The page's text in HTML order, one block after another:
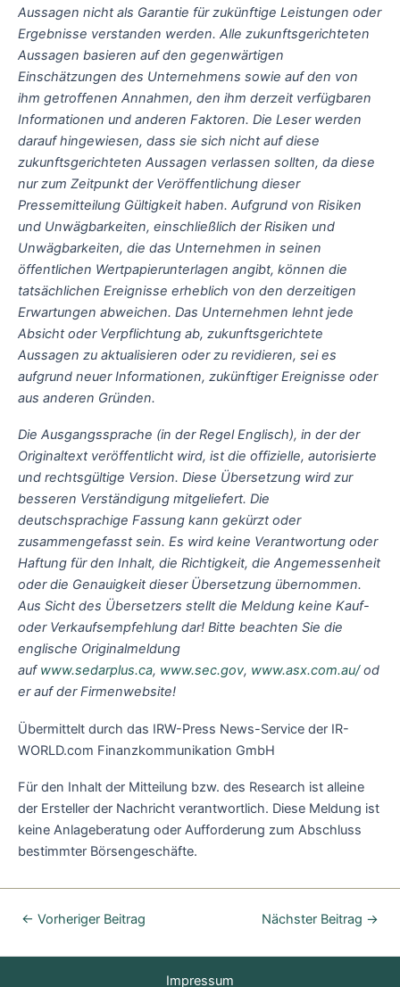
Aussagen nicht als Garantie für zukünftige Leistungen oder
Ergebnisse verstanden werden. Alle zukunftsgerichteten
Aussagen basieren auf den gegenwärtigen
Einschätzungen des Unternehmens sowie auf den von
ihm getroffenen Annahmen, den ihm derzeit verfügbaren
Informationen und anderen Faktoren. Die Leser werden
darauf hingewiesen, dass sie sich nicht auf diese
zukunftsgerichteten Aussagen verlassen sollten, da diese
nur zum Zeitpunkt der Veröffentlichung dieser
Pressemitteilung Gültigkeit haben. Aufgrund von Risiken
und Unwägbarkeiten, einschließlich der Risiken und
Unwägbarkeiten, die das Unternehmen in seinen
öffentlichen Wertpapierunterlagen angibt, können die
tatsächlichen Ereignisse erheblich von den derzeitigen
Erwartungen abweichen. Das Unternehmen lehnt jede
Absicht oder Verpflichtung ab, zukunftsgerichtete
Aussagen zu aktualisieren oder zu revidieren, sei es
aufgrund neuer Informationen, zukünftiger Ereignisse oder
aus anderen Gründen.
Die Ausgangssprache (in der Regel Englisch), in der der
Originaltext veröffentlicht wird, ist die offizielle, autorisierte
und rechtsgültige Version. Diese Übersetzung wird zur
besseren Verständigung mitgeliefert. Die
deutschsprachige Fassung kann gekürzt oder
zusammengefasst sein. Es wird keine Verantwortung oder
Haftung für den Inhalt, die Richtigkeit, die Angemessenheit
oder die Genauigkeit dieser Übersetzung übernommen.
Aus Sicht des Übersetzers stellt die Meldung keine Kauf-
oder Verkaufsempfehlung dar! Bitte beachten Sie die
englische Originalmeldung
auf www.sedarplus.ca, www.sec.gov, www.asx.com.au/od
er auf der Firmenwebsite!
Übermittelt durch das IRW-Press News-Service der IR-
WORLD.com Finanzkommunikation GmbH
Für den Inhalt der Mitteilung bzw. des Research ist alleine
der Ersteller der Nachricht verantwortlich. Diese Meldung ist
keine Anlageberatung oder Aufforderung zum Abschluss
bestimmter Börsengeschäfte.
← Vorheriger Beitrag Nächster Beitrag →
Impressum